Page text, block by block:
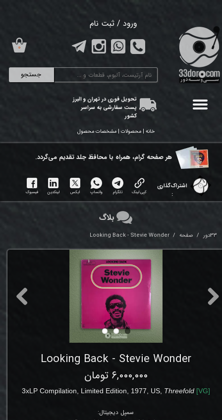
جستجو
ورود / ثبت نام
تغییر گذر واژه
سفارشات
تحویل فوری در تهران و البرز
پست سفارشی به سراسر
کشور
۰
خانه | محصولات | مشخصات محصول
هر ​صفحه گرام، همراه با محافظ جلد تقدیم می‌گردد.
اشتراک‌گذاری
:
کپی لینک تلگرام واتساپ ایکس لینکدین فیسبوک
33دور صفحه Looking Back - Stevie Wonder
Looking Back - Stevie Wonder
۶,۰۰۰,۰۰۰ تومان
3xLP Compilation , Limited Edition, 1977, US, Threefold [VG]
سمپل دیجیتال:
بلاگ